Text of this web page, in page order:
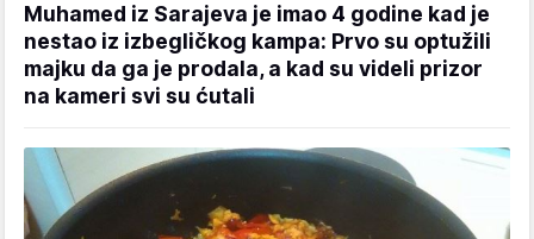
Muhamed iz Sarajeva je imao 4 godine kad je
nestao iz izbegličkog kampa: Prvo su optužili
majku da ga je prodala, a kad su videli prizor
na kameri svi su ćutali